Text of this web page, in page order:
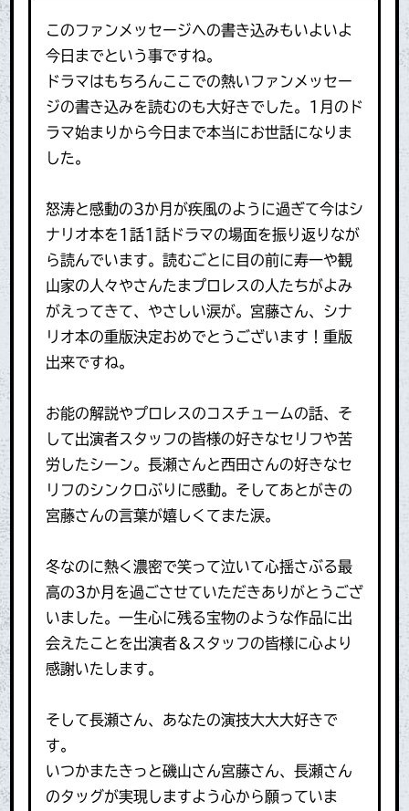
このファンメッセージへの書き込みもいよいよ
今日までという事ですね。
ドラマはもちろんここでの熱いファンメッセー
ジの書き込みを読むのも大好きでした。1月のド
ラマ始まりから今日まで本当にお世話になりま
した。
怒涛と感動の3か月が疾風のように過ぎて今はシ
ナリオ本を1話1話ドラマの場面を振り返りなが
ら読んでいます。読むごとに目の前に寿一や観
山家の人々やさんたまプロレスの人たちがよみ
がえってきて、やさしい涙が。宮藤さん、シナ
リオ本の重版決定おめでとうございます！重版
出来ですね。
お能の解説やプロレスのコスチュームの話、そ
して出演者スタッフの皆様の好きなセリフや苦
労したシーン。長瀬さんと西田さんの好きなセ
リフのシンクロぶりに感動。そしてあとがきの
宮藤さんの言葉が嬉しくてまた涙。
冬なのに熱く濃密で笑って泣いて心揺さぶる最
高の3か月を過ごさせていただきありがとうござ
いました。一生心に残る宝物のような作品に出
会えたことを出演者＆スタッフの皆様に心より
感謝いたします。
そして長瀬さん、あなたの演技大大大好きで
す。
いつかまたきっと磯山さん宮藤さん、長瀬さん
のタッグが実現しますよう心から願っていま